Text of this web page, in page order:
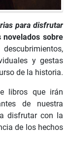
para disfrutar
novelados sobre
y gestas
de la historia.
libros que irán
de nuestra
disfrutar con la
de los hechos